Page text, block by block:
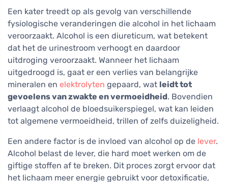
Een kater treedt op als gevolg van verschillende
fysiologische veranderingen die alcohol in het lichaam
veroorzaakt. Alcohol is een diureticum, wat betekent
dat het de urinestroom verhoogt en daardoor
uitdroging veroorzaakt. Wanneer het lichaam
uitgedroogd is, gaat er een verlies van belangrijke
mineralen en elektrolyten gepaard, wat leidt tot
gevoelens van zwakte en vermoeidheid. Bovendien
verlaagt alcohol de bloedsuikerspiegel, wat kan leiden
tot algemene vermoeidheid, trillen of zelfs duizeligheid.
Een andere factor is de invloed van alcohol op de lever.
Alcohol belast de lever, die hard moet werken om de
giftige stoffen af te breken. Dit proces zorgt ervoor dat
het lichaam meer energie gebruikt voor detoxificatie,